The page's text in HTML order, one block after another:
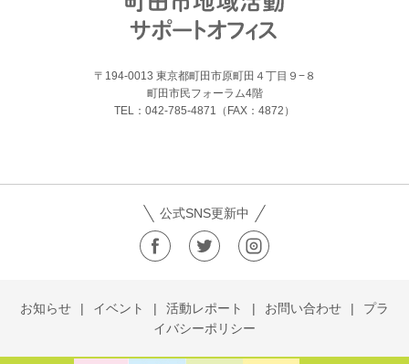
〒194-0013 東京都町田市原町田４丁目９−８
町田市民フォーラム4階
TEL：042-785-4871（FAX：4872）
公式SNS更新中
お知らせ イベント 活動レポート お問い合わせ
プラ
イバシーポリシー